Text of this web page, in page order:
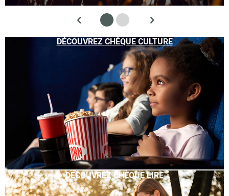
DÉCOUVREZ CHÈQUE CULTURE
DÉCOUVREZ CHÈQUE LIRE